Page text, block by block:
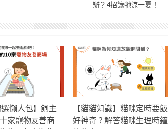
辦？4招讓牠涼一夏！
選懶人包】飼主
家寵物友善商
【貓貓知識】貓咪定時要飯
好神奇？解答貓咪生理時鐘